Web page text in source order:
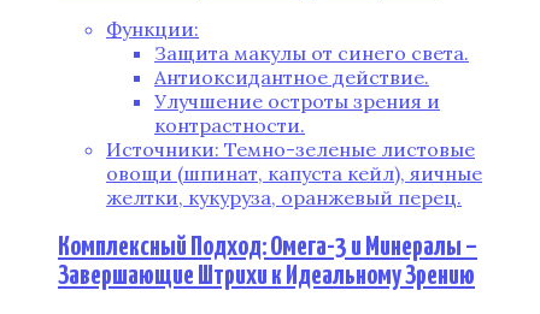
Функции:
Защита макулы от синего света.
Антиоксидантное действие.
Улучшение остроты зрения и
контрастности.
Источники: Темно-зеленые листовые
овощи (шпинат, капуста кейл), яичные
желтки, кукуруза, оранжевый перец.
Комплексный Подход: Омега-3 и Минералы –
Завершающие Штрихи к Идеальному Зрению